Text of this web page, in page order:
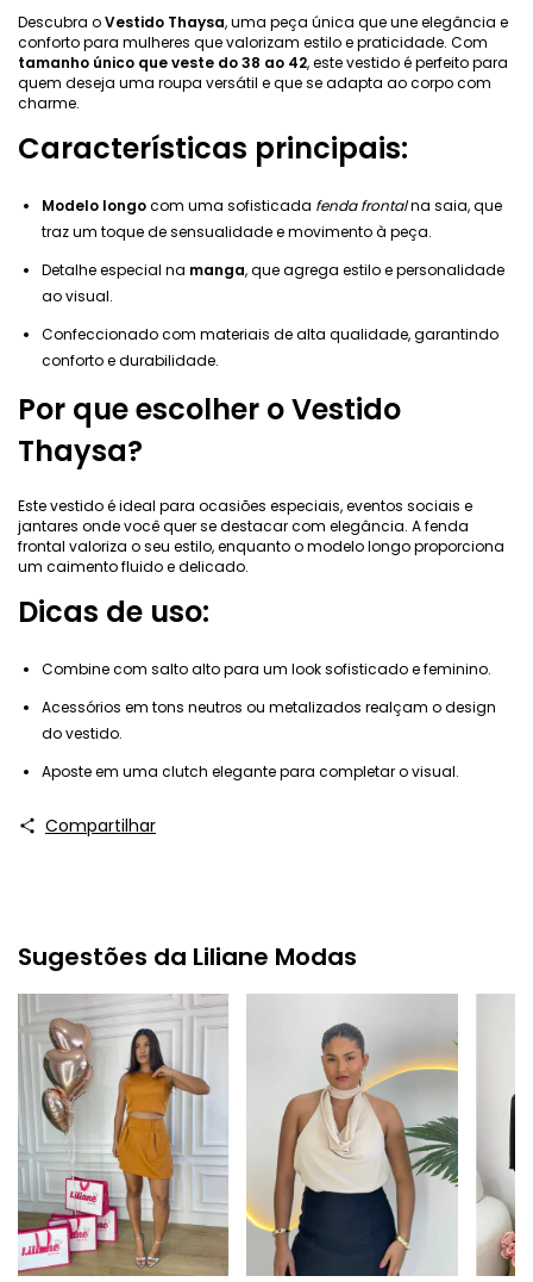
Descubra oVestido Thaysa, uma peça única que une elegância e
conforto para mulheres que valorizam estilo e praticidade. Com
tamanho único que veste do 38 ao 42, este vestido é perfeito para
quem deseja uma roupa versátil e que se adapta ao corpo com
charme.
Características principais:
Modelo longocom uma sofisticada fenda frontalna saia, que
traz um toque de sensualidade e movimento à peça.
Detalhe especial na manga, que agrega estilo e personalidade
ao visual.
Confeccionado com materiais de alta qualidade, garantindo
conforto e durabilidade.
Por que escolher o Vestido
Thaysa?
Este vestido é ideal para ocasiões especiais, eventos sociais e
jantares onde você quer se destacar com elegância. A fenda
frontal valoriza o seu estilo, enquanto o modelo longo proporciona
um caimento fluido e delicado.
Dicas de uso:
Combine com salto alto para um look sofisticado e feminino.
Acessórios em tons neutros ou metalizados realçam o design
do vestido.
Aposte em uma clutch elegante para completar o visual.
Compartilhar
Sugestões da Liliane Modas